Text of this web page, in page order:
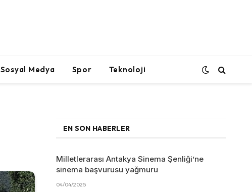
Sosyal Medya Spor Teknoloji
EN SON HABERLER
Milletlerarası Antakya Sinema Şenliği’ne
sinema başvurusu yağmuru
04/04/2025